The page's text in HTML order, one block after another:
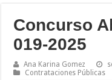
Concurso
019-2025
Ana Karina Gomez
Contrataciones Públicas